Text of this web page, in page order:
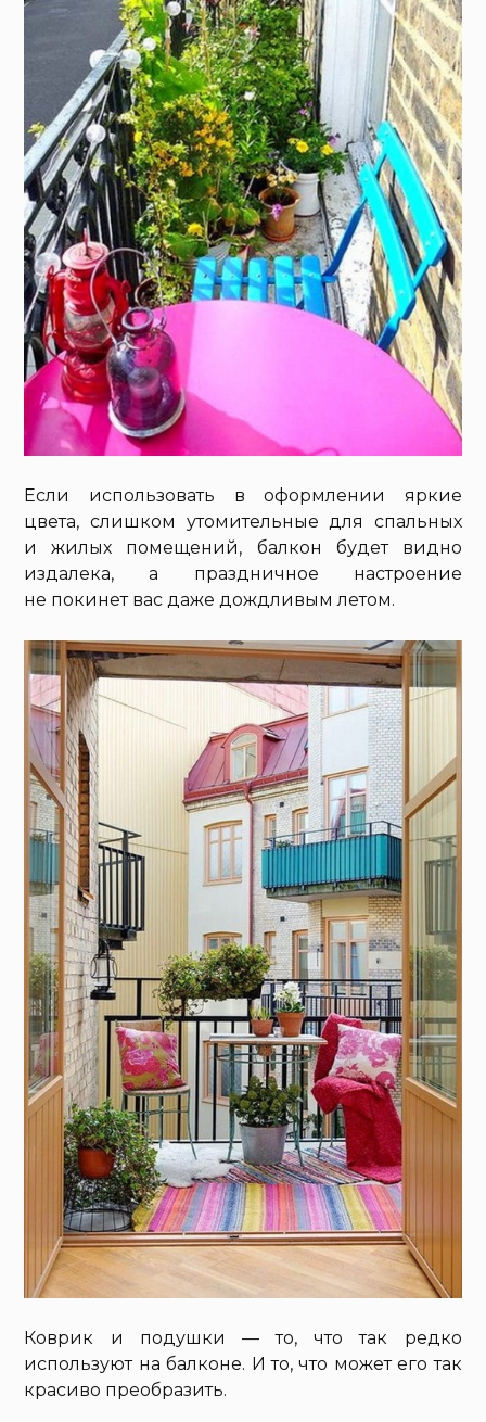
Если использовать в оформлении яркие
цвета, слишком утомительные для спальных
и жилых помещений, балкон будет видно
издалека, а праздничное настроение
не покинет вас даже дождливым летом.
Коврик и подушки — то, что так редко
используют на балконе. И то, что может его так
красиво преобразить.